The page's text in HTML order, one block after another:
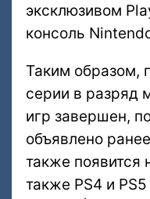
эксклюзивом
консоль
Таким образом,
серии в разряд
игр завершен,
объявлено
также появится
также PS4 и